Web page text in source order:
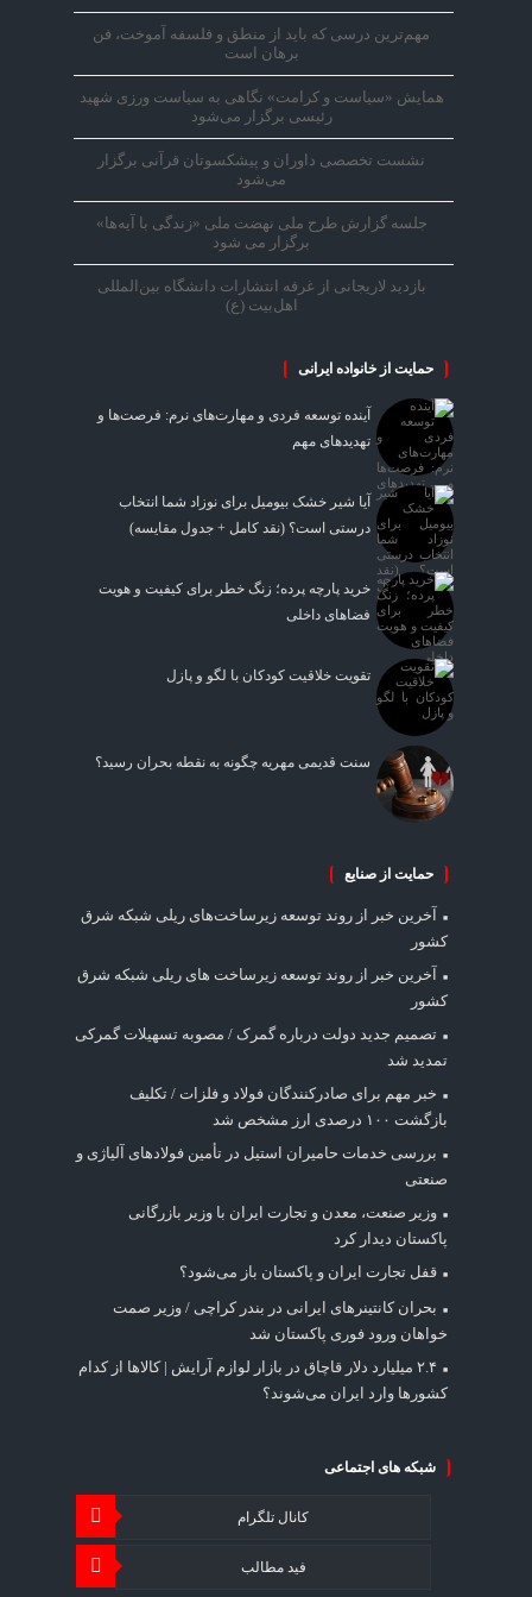
مهم‌ترین درسی که باید از منطق و فلسفه آموخت، فن
برهان است
همایش «سیاست و کرامت» نگاهی به سیاست ورزی شهید
رئیسی برگزار می‌شود
نشست تخصصی داوران و پیشکسوتان قرآنی برگزار
می‌شود
جلسه گزارش طرح ملی نهضت ملی «زندگی با آیه‌ها»
برگزار می شود
بازدید لاریجانی از غرفه انتشارات دانشگاه بین‌المللی
اهل‌بیت (ع)
حمایت از خانواده ایرانی
آینده توسعه فردی و مهارت‌های نرم: فرصت‌ها و
تهدیدهای مهم
آیا شیر خشک بیومیل برای نوزاد شما انتخاب
درستی است؟ (نقد کامل + جدول مقایسه)
خرید پارچه پرده؛ زنگ خطر برای کیفیت و هویت
فضاهای داخلی
تقویت خلاقیت کودکان با لگو و پازل
سنت قدیمی مهریه چگونه به نقطه بحران رسید؟
حمایت از صنایع
آخرین خبر از روند توسعه زیرساخت‌های ریلی شبکه شرق
کشور
آخرین خبر از روند توسعه زیرساخت های ریلی شبکه شرق
کشور
تصمیم جدید دولت درباره گمرک / مصوبه تسهیلات گمرکی
تمدید شد
خبر مهم برای صادرکنندگان فولاد و فلزات / تکلیف
بازگشت ۱۰۰ درصدی ارز مشخص شد
بررسی خدمات حامیران استیل در تأمین فولادهای آلیاژی و
صنعتی
وزیر صنعت، معدن و تجارت ایران با وزیر بازرگانی
پاکستان دیدار کرد
قفل تجارت ایران و پاکستان باز می‌شود؟
بحران کانتینر‌های ایرانی در بندر کراچی / وزیر صمت
خواهان ورود فوری پاکستان شد
۲.۴ میلیارد دلار قاچاق در بازار لوازم آرایش | کالاها از کدام
کشورها وارد ایران می‌شوند؟
شبکه های اجتماعی
کانال تلگرام
فید مطالب